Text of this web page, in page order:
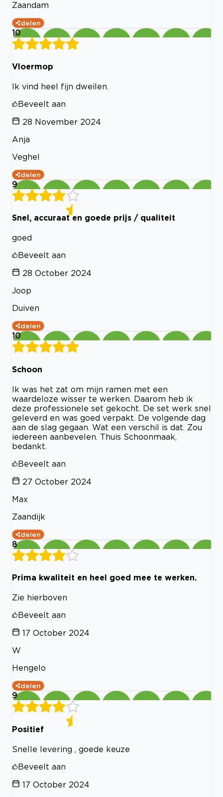
Zaandam
delen
10
Vloermop
Ik vind heel fijn dweilen.
Beveelt aan
28 November 2024
Anja
Veghel
delen
9
Snel, accuraat en goede prijs / qualiteit
goed
Beveelt aan
28 October 2024
Joop
Duiven
delen
10
Schoon
Ik was het zat om mijn ramen met een
waardeloze wisser te werken. Daarom heb ik
deze professionele set gekocht. De set werk snel
geleverd en was goed verpakt. De volgende dag
aan de slag gegaan. Wat een verschil is dat. Zou
iedereen aanbevelen. Thuis Schoonmaak,
bedankt.
Beveelt aan
27 October 2024
Max
Zaandijk
delen
8
Prima kwaliteit en heel goed mee te werken.
Zie hierboven
Beveelt aan
17 October 2024
W
Hengelo
delen
9
Positief
Snelle levering , goede keuze
Beveelt aan
17 October 2024